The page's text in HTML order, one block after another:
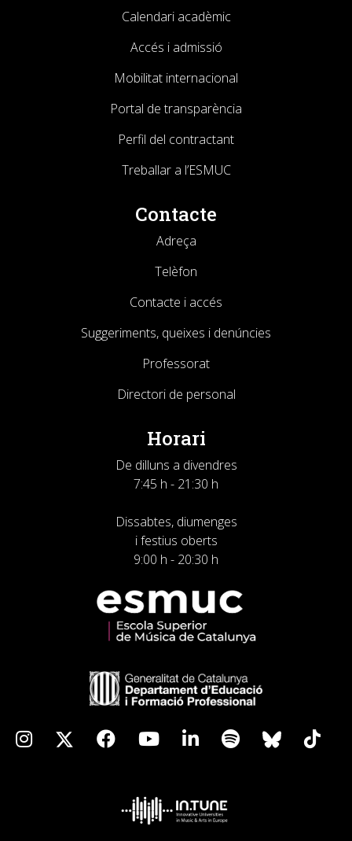
Calendari acadèmic
Accés i admissió
Mobilitat internacional
Portal de transparència
Perfil del contractant
Treballar a l’ESMUC
Contacte
Adreça
Telèfon
Contacte i accés
Suggeriments, queixes i denúncies
Professorat
Directori de personal
Horari
De dilluns a divendres
7:45 h - 21:30 h
Dissabtes, diumenges
i festius oberts
9:00 h - 20:30 h